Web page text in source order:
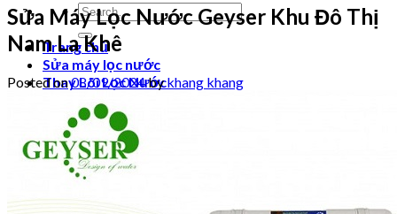
Search
for:
Trang chủ
Sửa máy lọc nước
Thay Lõi Lọc Nước
Video hướng dẫn
Login
Cart /₫00
Sửa Máy Lọc Nước Geyser Khu Đô Thị
Nam La Khê
Posted on08/09/2024bykhang khang